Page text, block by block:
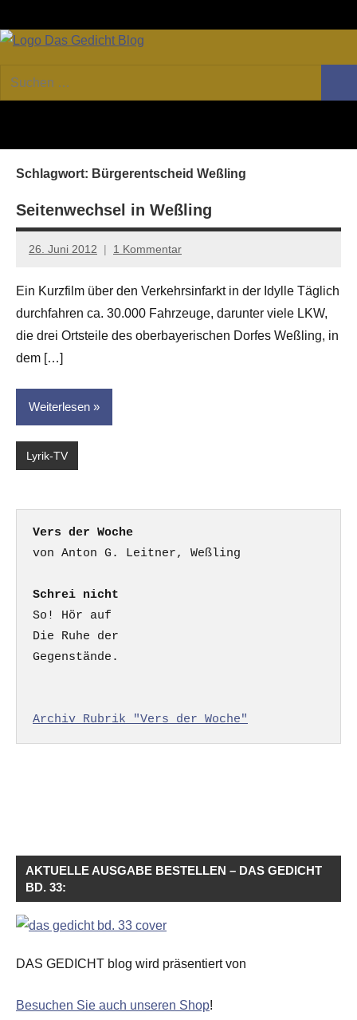
Inhalt
GEDICHT
Forum
von
Essay
und
Suchen
nach:
Schlagwort: Bürgerentscheid Weßling
Seitenwechsel in Weßling
26. Juni 2012
Anton
Leitner
1 Kommentar
Ein Kurzfilm über den Verkehrsinfarkt in der Idylle Täglich
durchfahren ca. 30.000 Fahrzeuge, darunter viele LKW,
die drei Ortsteile des oberbayerischen Dorfes Weßling, in
dem […]
Weiterlesen
Lyrik-TV
Vers der Woche
Schrei nicht
So! Hör auf
Die Ruhe der
Gegenstände.
Archiv Rubrik "Vers der Woche"
AKTUELLE AUSGABE BESTELLEN – DAS GEDICHT
BD. 33:
DAS GEDICHT blog wird präsentiert von
Besuchen Sie auch unseren Shop!